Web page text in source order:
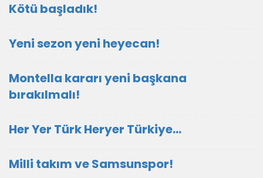
Kötü başladık!
Yeni sezon yeni heyecan!
Montella kararı yeni başkana
bırakılmalı!
Her Yer Türk Heryer Türkiye…
Milli takım ve Samsunspor!